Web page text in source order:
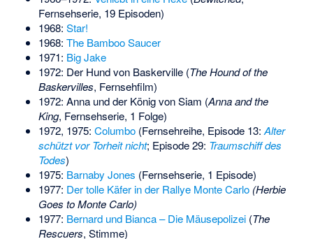
Fernsehserie, 19 Episoden)
1968: Star!
1968: The Bamboo Saucer
1971: Big Jake
1972: Der Hund von Baskerville (The Hound of the
Baskervilles, Fernsehfilm)
1972: Anna und der König von Siam (Anna and the
King, Fernsehserie, 1 Folge)
1972, 1975: Columbo(Fernsehreihe, Episode 13: Alter
schützt vor Torheit nicht; Episode 29: Traumschiff des
Todes)
1975: Barnaby Jones (Fernsehserie, 1 Episode)
1977: Der tolle Käfer in der Rallye Monte Carlo (Herbie
Goes to Monte Carlo)
1977: Bernard und Bianca – Die Mäusepolizei(The
Rescuers, Stimme)